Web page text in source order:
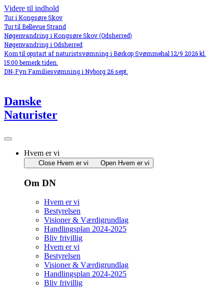
Videre til indhold
Tur i Kongsøre Skov
Tur til Bellevue Strand
Nøgenvandring i Kongsøre Skov (Odsherred)
Nøgenvandring i Odsherred
Kom til opstart af naturistsvømning i Børkop Svømmehal 12/9 2026 kl.
15:00 bemerk tiden.
DN-Fyn Familiesvømning i Nyborg 26 sept.
Danske
Naturister
Hvem er vi
Close Hvem er vi Open Hvem er vi
Om DN
Hvem er vi
Bestyrelsen
Visioner & Værdigrundlag
Handlingsplan 2024-2025
Bliv frivillig
Hvem er vi
Bestyrelsen
Visioner & Værdigrundlag
Handlingsplan 2024-2025
Bliv frivillig